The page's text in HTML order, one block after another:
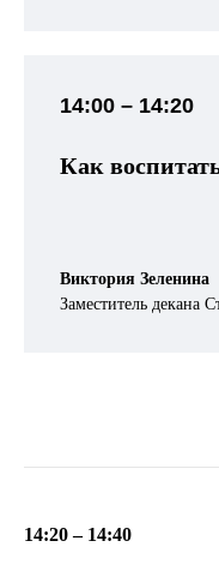
14:00 – 14:20
Как
Виктория Зеленина
Заместитель декана
14:20 – 14:40